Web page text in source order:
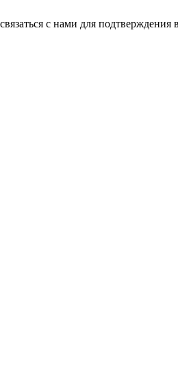
с нами для подтверждения